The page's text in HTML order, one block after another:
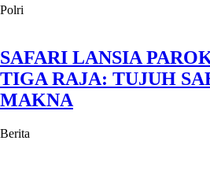
Polri
SAFARI LANSIA
TIGA RAJA: TUJUH
MAKNA
Berita